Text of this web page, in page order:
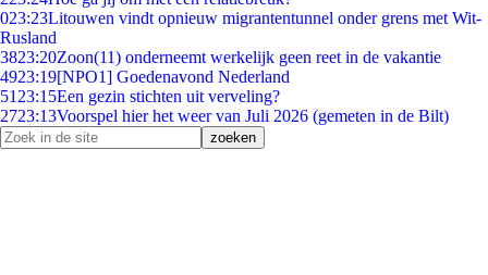
023:23Litouwen vindt opnieuw migrantentunnel onder grens met Wit-
Rusland
3823:20Zoon(11) onderneemt werkelijk geen reet in de vakantie
4923:19[NPO1] Goedenavond Nederland
51 23:15Een gezin stichten uit verveling?
2723:13Voorspel hier het weer van Juli 2026 (gemeten in de Bilt)